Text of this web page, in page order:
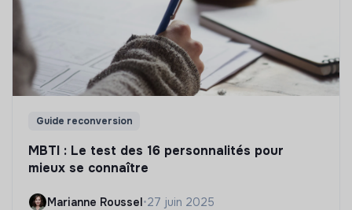
Guide reconversion
MBTI : Le test des 16 personnalités pour
mieux se connaître
Marianne Roussel•27 juin 2025